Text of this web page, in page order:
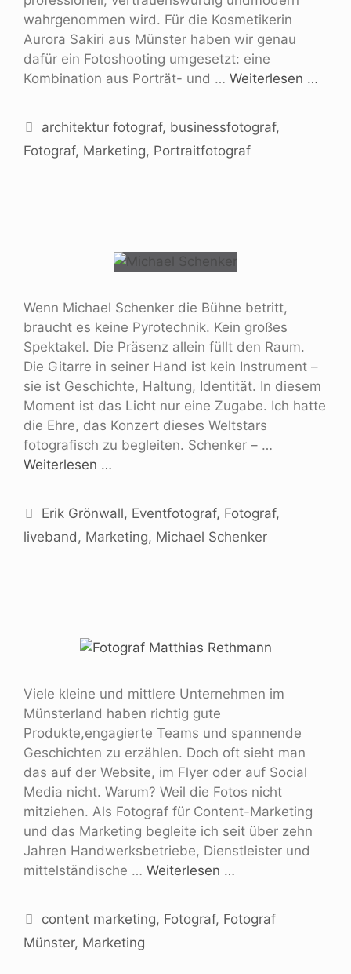
wahrgenommen wird. Für die Kosmetikerin
Aurora Sakiri aus Münster haben wir genau
dafür ein Fotoshooting umgesetzt: eine
Kombination aus Porträt- und … Weiterlesen …
architektur fotograf, businessfotograf,
Fotograf, Marketing, Portraitfotograf
Wenn Michael Schenker die Bühne betritt,
braucht es keine Pyrotechnik. Kein großes
Spektakel. Die Präsenz allein füllt den Raum.
Die Gitarre in seiner Hand ist kein Instrument –
sie ist Geschichte, Haltung, Identität. In diesem
Moment ist das Licht nur eine Zugabe. Ich hatte
die Ehre, das Konzert dieses Weltstars
fotografisch zu begleiten. Schenker – …
Weiterlesen …
Erik Grönwall, Eventfotograf, Fotograf,
liveband , Marketing, Michael Schenker
Viele kleine und mittlere Unternehmen im
Münsterland haben richtig gute
Produkte,engagierte Teams und spannende
Geschichten zu erzählen. Doch oft sieht man
das auf der Website, im Flyer oder auf Social
Media nicht. Warum? Weil die Fotos nicht
mitziehen. Als Fotograf für Content-Marketing
und das Marketing begleite ich seit über zehn
Jahren Handwerksbetriebe, Dienstleister und
mittelständische … Weiterlesen …
content marketing, Fotograf, Fotograf
Münster, Marketing